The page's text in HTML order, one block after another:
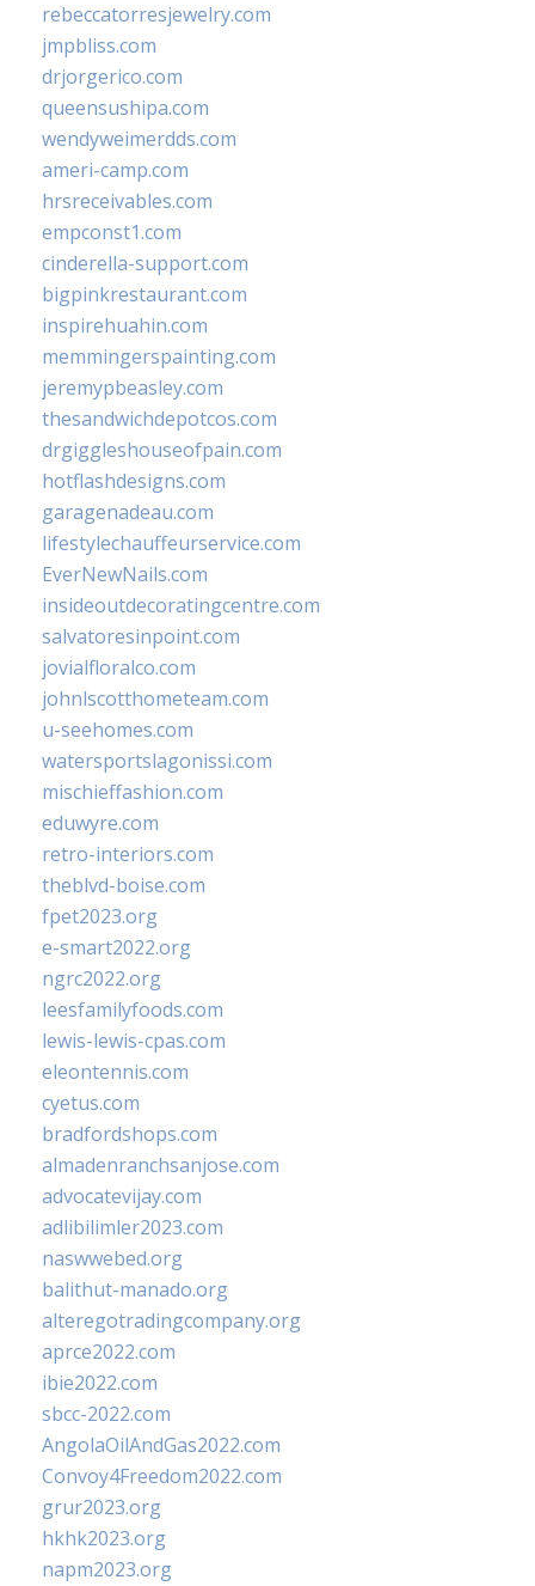
rebeccatorresjewelry.com
jmpbliss.com
drjorgerico.com
queensushipa.com
wendyweimerdds.com
ameri-camp.com
hrsreceivables.com
empconst1.com
cinderella-support.com
bigpinkrestaurant.com
inspirehuahin.com
memmingerspainting.com
jeremypbeasley.com
thesandwichdepotcos.com
drgiggleshouseofpain.com
hotflashdesigns.com
garagenadeau.com
lifestylechauffeurservice.com
EverNewNails.com
insideoutdecoratingcentre.com
salvatoresinpoint.com
jovialfloralco.com
johnlscotthometeam.com
u-seehomes.com
watersportslagonissi.com
mischieffashion.com
eduwyre.com
retro-interiors.com
theblvd-boise.com
fpet2023.org
e-smart2022.org
ngrc2022.org
leesfamilyfoods.com
lewis-lewis-cpas.com
eleontennis.com
cyetus.com
bradfordshops.com
almadenranchsanjose.com
advocatevijay.com
adlibilimler2023.com
naswwebed.org
balithut-manado.org
alteregotradingcompany.org
aprce2022.com
ibie2022.com
sbcc-2022.com
AngolaOilAndGas2022.com
Convoy4Freedom2022.com
grur2023.org
hkhk2023.org
napm2023.org